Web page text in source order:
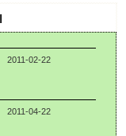
2011-02-22
2011-04-22